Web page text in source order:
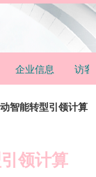
企业信息 访客
智能转型引领计算
领计算